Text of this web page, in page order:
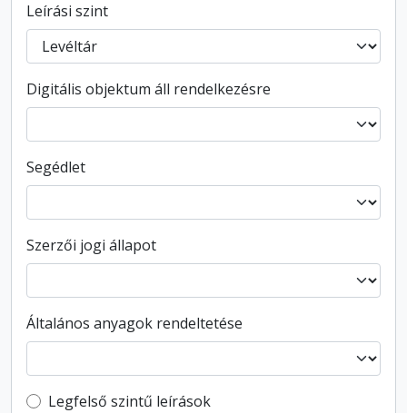
Leírási szint
Digitális objektum áll rendelkezésre
Segédlet
Szerzői jogi állapot
Általános anyagok rendeltetése
Top-level description filter
Legfelső szintű leírások